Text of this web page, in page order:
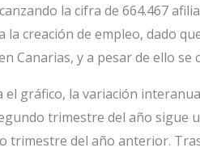
la cifra de 664.467
la creación de empleo, dado
Canarias, y a pesar de ello se
el gráfico, la variación
trimestre del año sigue
trimestre del año anterior.